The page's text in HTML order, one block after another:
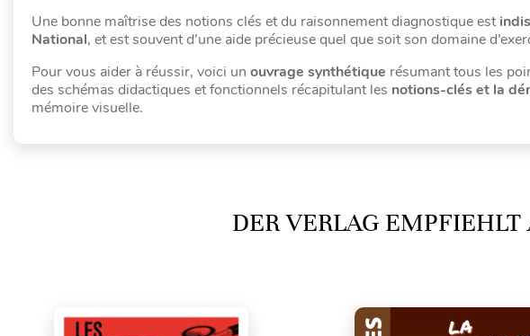
Une bonne maîtrise des notions clés et du raisonnement diagnostique est
National, et est souvent d’une aide précieuse quel que soit son domaine
Pour vous aider à réussir, voici un ouvrage synthétique résumant tous les
des schémas didactiques et fonctionnels récapitulant les notions-clés et la
mémoire visuelle.
DER VERLAG EMPFIEHLT